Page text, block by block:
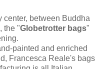
center, between Buddha
the "Globetrotter bags"
painted and enriched
Francesca Reale's bags